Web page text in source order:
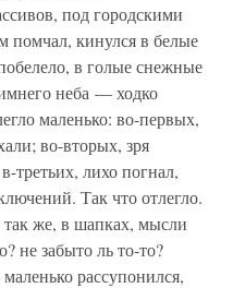
под городскими
помчал, кинулся в белые
в голые снежные
неба — ходко
маленько: во-первых,
во-вторых, зря
третьих, лихо погнал,
Так что отлегло.
же, в шапках, мысли
не забыто ль то-то?
рассупонился,